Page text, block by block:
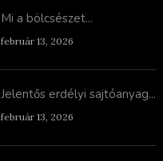
Mi a bölcsészet...
február 13, 2026
Jelentős erdélyi sajtóanyag...
február 13, 2026